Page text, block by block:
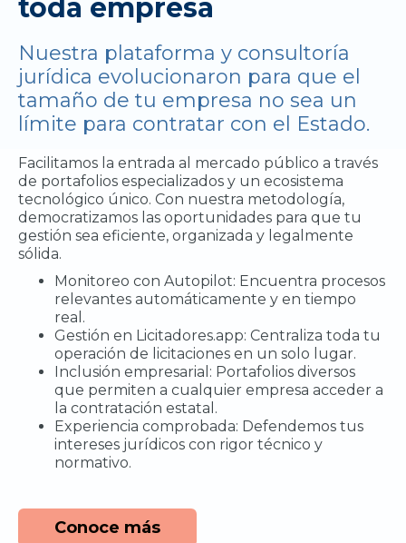
toda empresa
Nuestra plataforma y consultoría
jurídica evolucionaron para que el
tamaño de tu empresa no sea un
límite para contratar con el Estado.
Facilitamos la entrada al mercado público a través
de portafolios especializados y un ecosistema
tecnológico único. Con nuestra metodología,
democratizamos las oportunidades para que tu
gestión sea eficiente, organizada y legalmente
sólida.
Monitoreo con Autopilot: Encuentra procesos
relevantes automáticamente y en tiempo
real.
Gestión en Licitadores.app: Centraliza toda tu
operación de licitaciones en un solo lugar.
Inclusión empresarial: Portafolios diversos
que permiten a cualquier empresa acceder a
la contratación estatal.
Experiencia comprobada: Defendemos tus
intereses jurídicos con rigor técnico y
normativo.
Conoce más